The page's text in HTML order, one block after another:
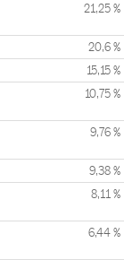
21,25 %
20,6 %
15,15 %
10,75 %
9,76 %
9,38 %
8,11 %
6,44 %